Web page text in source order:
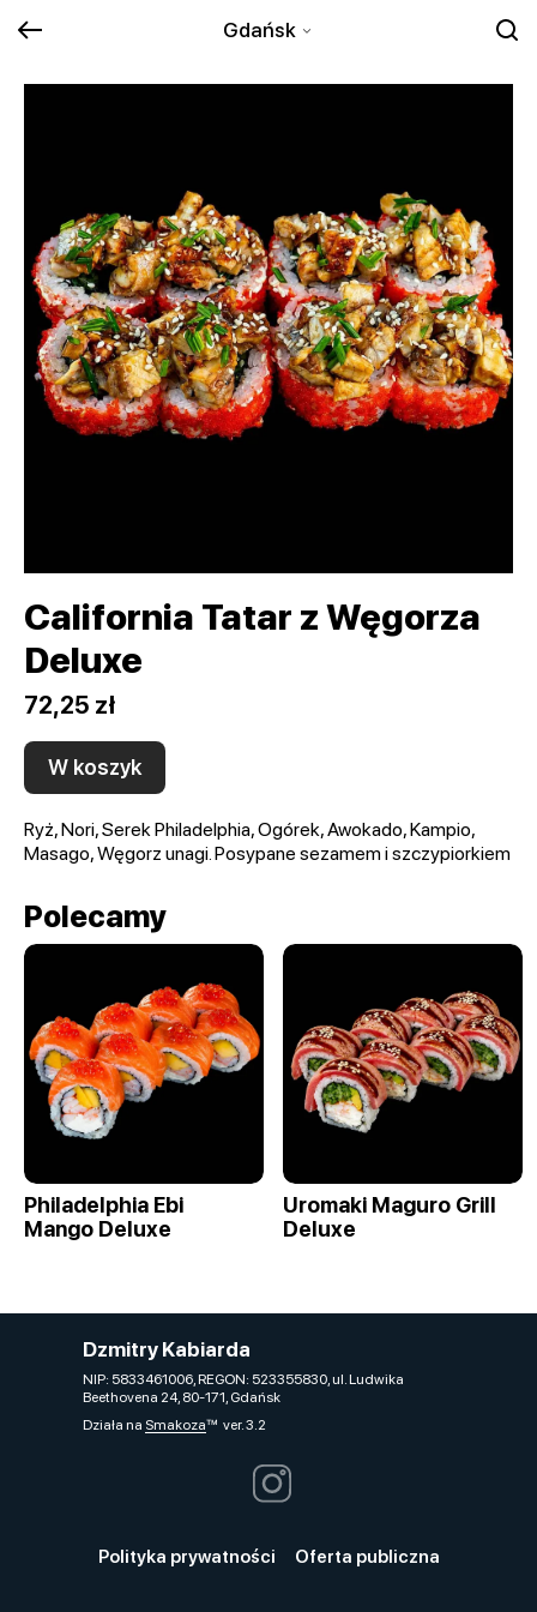
Gdańsk
California Tatar z Węgorza
Deluxe
72,25 zł
W koszyk
Ryż, Nori, Serek Philadelphia, Ogórek, Awokado, Kampio,
Masago, Węgorz unagi. Posypane sezamem i szczypiorkiem
Polecamy
Philadelphia Ebi
Mango Deluxe
Uromaki Maguro Grill
Deluxe
Dzmitry Kabiarda
NIP: 5833461006, REGON: 523355830, ul. Ludwika
Beethovena 24, 80-171, Gdańsk
Działa na Smakozaver. 3.2
Polityka prywatności Oferta publiczna